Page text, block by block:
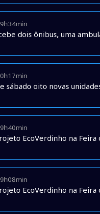
dois ônibus, uma
sábado oito novas
EcoVerdinho na Feira
EcoVerdinho na Feira